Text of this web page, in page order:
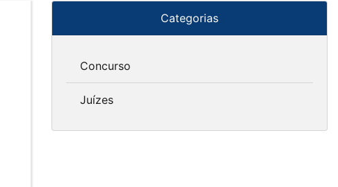
Categorias
Concurso
Juízes